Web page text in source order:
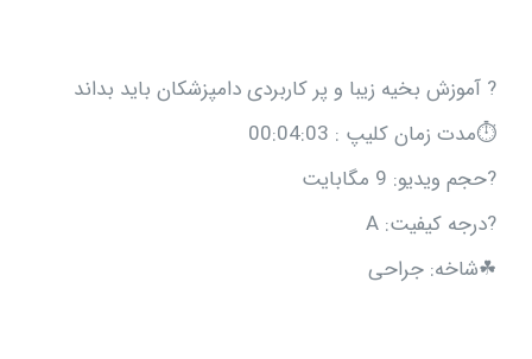
? آموزش بخیه زیبا و پر کاربردی دامپزشکان باید بداند
⏱مدت زمان کلیپ : 00:04:03
?حجم ویدیو: 9 مگابایت
?درجه کیفیت: A
☘شاخه: جراحی